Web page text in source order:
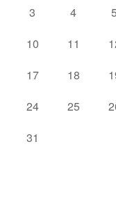
3
4 5
10
11
17
18
24
25
31